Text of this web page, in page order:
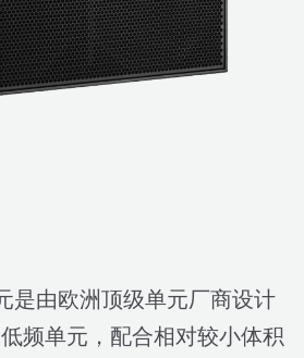
是由欧洲顶级单元厂商设计
频单元，配合相对较小体积